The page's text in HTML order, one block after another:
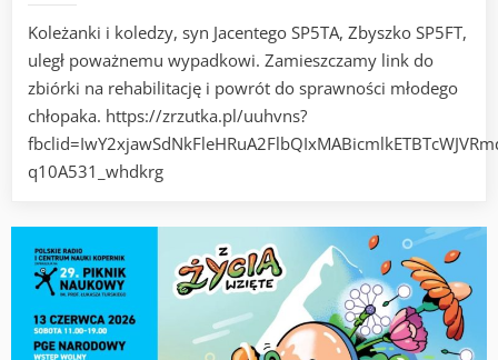
Koleżanki i koledzy, syn Jacentego SP5TA, Zbyszko SP5FT,
uległ poważnemu wypadkowi. Zamieszczamy link do
zbiórki na rehabilitację i powrót do sprawności młodego
chłopaka. https://zrzutka.pl/uuhvns?
q10A531_whdkrg